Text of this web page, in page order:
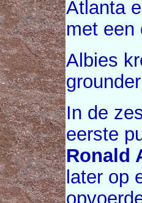
Atlanta
met een
Albies
In de
eerste
Ronald
later op